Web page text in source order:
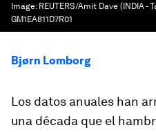
Image: REUTERS/Amit Dave (INDIA -
GM1EA811D7R01
Bjørn Lomborg
Los datos anuales han
una década que el